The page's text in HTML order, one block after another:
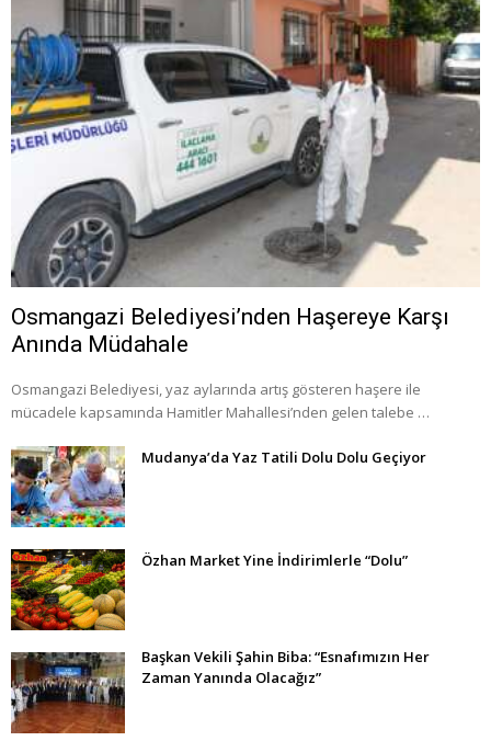
Osmangazi Belediyesi’nden Haşereye Karşı
Anında Müdahale
Osmangazi Belediyesi, yaz aylarında artış gösteren haşere ile
mücadele kapsamında Hamitler Mahallesi’nden gelen talebe …
Mudanya’da Yaz Tatili Dolu Dolu Geçiyor
Özhan Market Yine İndirimlerle “Dolu”
Başkan Vekili Şahin Biba: “Esnafımızın Her
Zaman Yanında Olacağız”